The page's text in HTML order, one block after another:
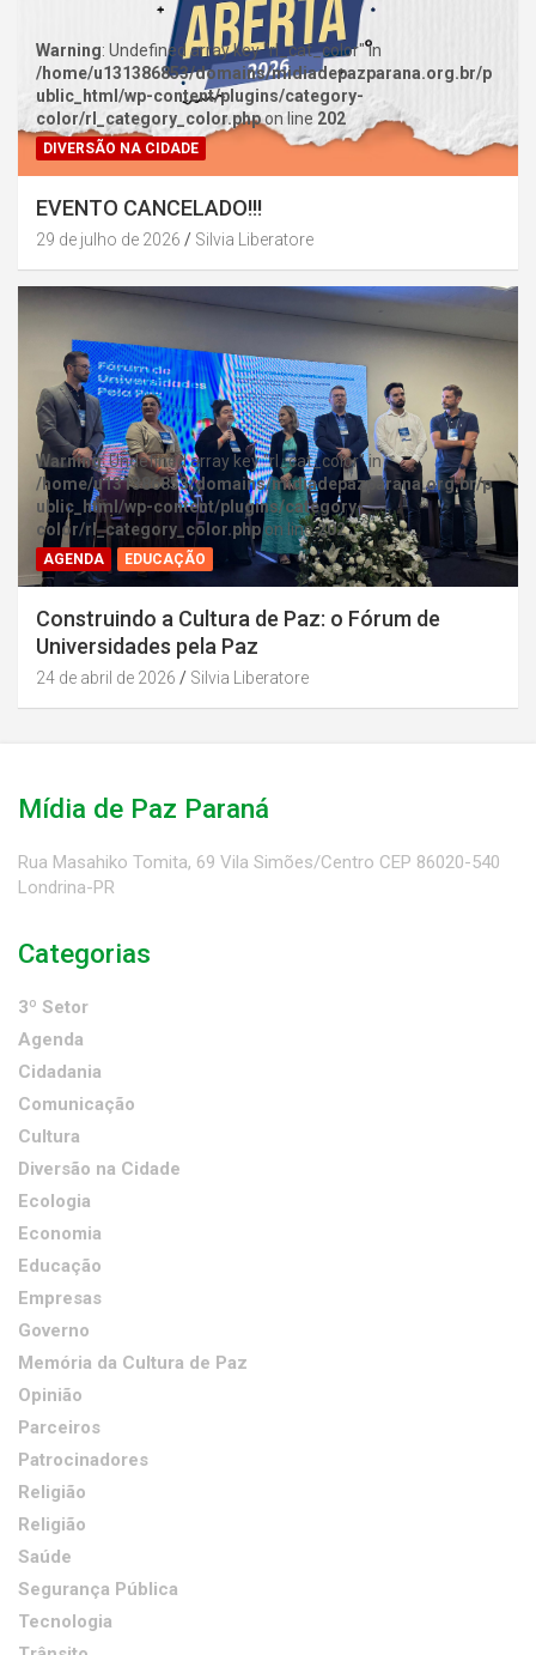
Warning: Undefined array key "rl_cat_color" in
/home/u131386853/domains/midiadepazparana.org.br/p
ublic_html/wp-content/plugins/category-
color/rl_category_color.phpon line 202
DIVERSÃO NA CIDADE
EVENTO CANCELADO!!!
29 de julho de 2026 Silvia Liberatore
Warning: Undefined array key "rl_cat_color" in
/home/u131386853/domains/midiadepazparana.org.br/p
ublic_html/wp-content/plugins/category-
color/rl_category_color.phpon line202
AGENDA EDUCAÇÃO
Construindo a Cultura de Paz: o Fórum de
Universidades pela Paz
24 de abril de 2026 Silvia Liberatore
Mídia de Paz Paraná
Rua Masahiko Tomita, 69 Vila Simões/Centro CEP 86020-540
Londrina-PR
Categorias
3º Setor
Agenda
Cidadania
Comunicação
Cultura
Diversão na Cidade
Ecologia
Economia
Educação
Empresas
Governo
Memória da Cultura de Paz
Opinião
Parceiros
Patrocinadores
Religião
Religião
Saúde
Segurança Pública
Tecnologia